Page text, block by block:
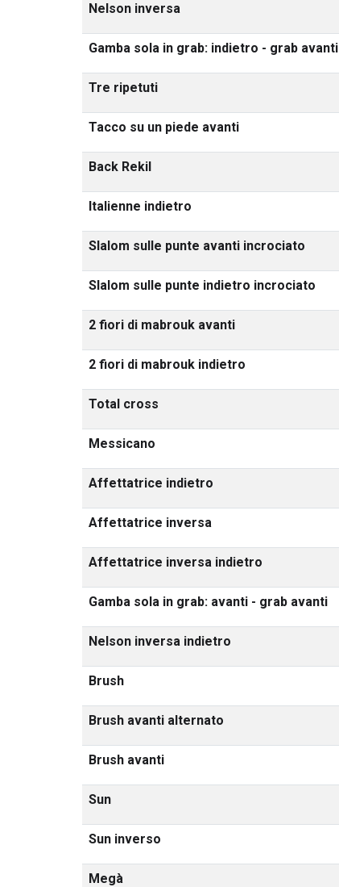
Nelson inversa
Gamba sola in grab: indietro - grab avanti
Tre ripetuti
Tacco su un piede avanti
Back Rekil
Italienne indietro
Slalom sulle punte avanti incrociato
Slalom sulle punte indietro incrociato
2 fiori di mabrouk avanti
2 fiori di mabrouk indietro
Total cross
Messicano
Affettatrice indietro
Affettatrice inversa
Affettatrice inversa indietro
Gamba sola in grab: avanti - grab avanti
Nelson inversa indietro
Brush
Brush avanti alternato
Brush avanti
Sun
Sun inverso
Megà